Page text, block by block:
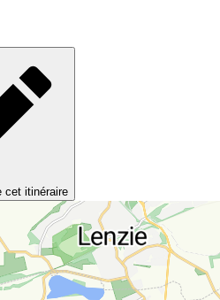
cet itinéraire